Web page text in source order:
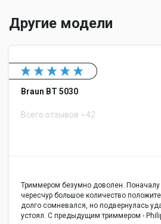
Другие модели
Braun BT 5030
Всего отзывов 42
Триммером безумно доволен.
чересчур большое количество
долго сомневался, но подвернулась
устоял. С предыдущим триммером -